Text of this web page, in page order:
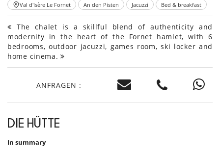
Val d'Isère Le Fornet An den Pisten Jacuzzi Bed & breakfast
The chalet is a skillful blend of authenticity and
modernity in the heart of the Fornet hamlet, with 6
bedrooms, outdoor jacuzzi, games room, ski locker and
home cinema.
ANFRAGEN :
DIE HÜTTE
In summary